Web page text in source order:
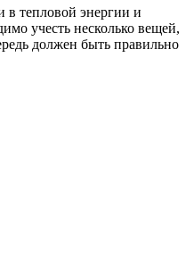
в тепловой энергии и
учесть несколько вещей,
должен быть правильно